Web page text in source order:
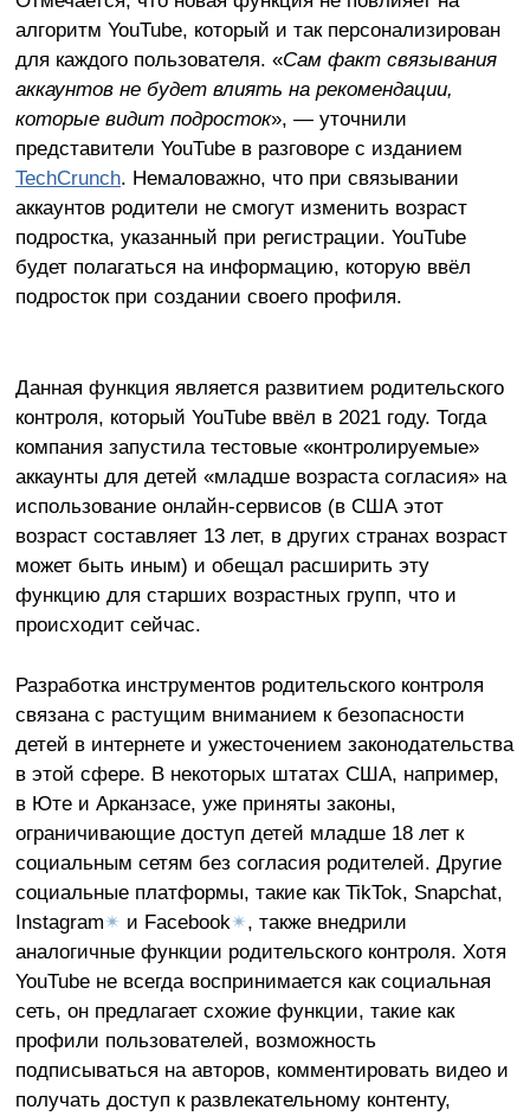
алгоритм YouTube, который и так персонализирован
для каждого пользователя. «Сам факт связывания
аккаунтов не будет влиять на рекомендации,
которые видит подросток», — уточнили
представители YouTube в разговоре с изданием
TechCrunch. Немаловажно, что при связывании
аккаунтов родители не смогут изменить возраст
подростка, указанный при регистрации. YouTube
будет полагаться на информацию, которую ввёл
подросток при создании своего профиля.
Данная функция является развитием родительского
контроля, который YouTube ввёл в 2021 году. Тогда
компания запустила тестовые «контролируемые»
аккаунты для детей «младше возраста согласия» на
использование онлайн-сервисов (в США этот
возраст составляет 13 лет, в других странах возраст
может быть иным) и обещал расширить эту
функцию для старших возрастных групп, что и
происходит сейчас.
Разработка инструментов родительского контроля
связана с растущим вниманием к безопасности
детей в интернете и ужесточением законодательства
в этой сфере. В некоторых штатах США, например,
в Юте и Арканзасе, уже приняты законы,
ограничивающие доступ детей младше 18 лет к
социальным сетям без согласия родителей. Другие
социальные платформы, такие как TikTok, Snapchat,
Instagram✴ и Facebook✴, также внедрили
аналогичные функции родительского контроля. Хотя
YouTube не всегда воспринимается как социальная
сеть, он предлагает схожие функции, такие как
профили пользователей, возможность
подписываться на авторов, комментировать видео и
получать доступ к развлекательному контенту,